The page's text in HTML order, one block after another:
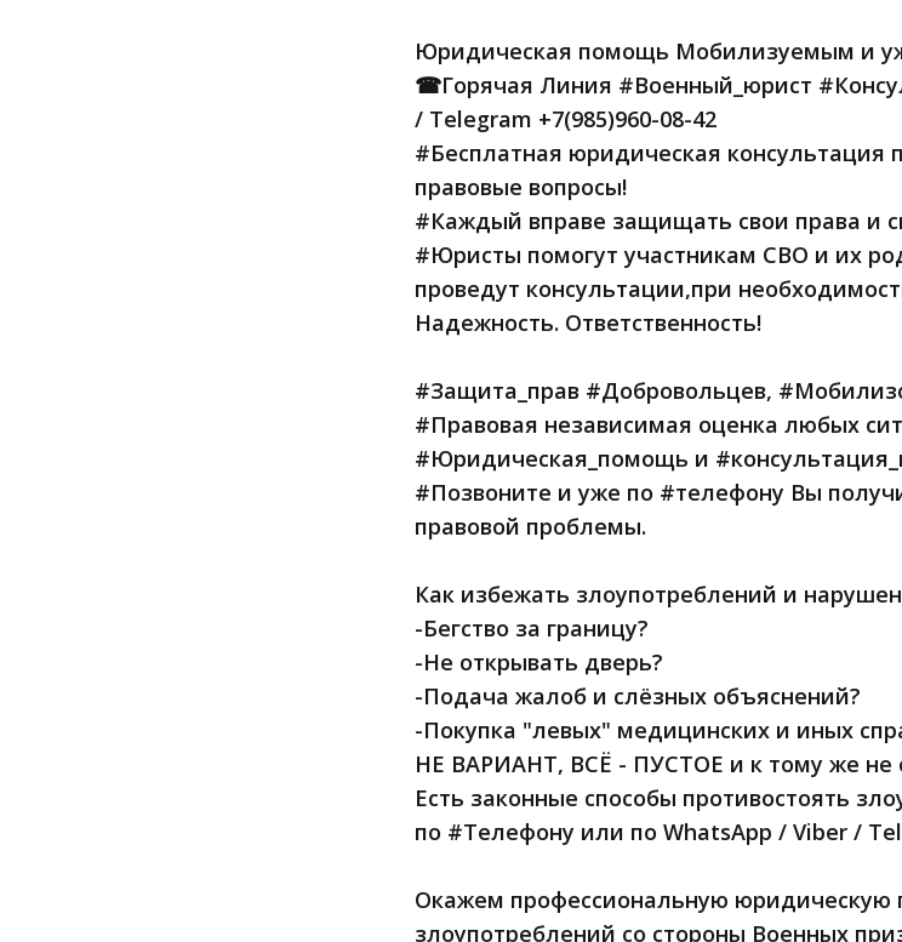
Юридическая помощь Мобилизуемым и
☎Горячая Линия #Военный_юрист
/ Telegram +7(985)960-08-42
#Бесплатная юридическая
правовые вопросы!
#Каждый вправе защищать свои права и
#Юристы помогут участникам СВО и их
проведут консультации,при
Надежность. Ответственность!
#Защита_прав #Добровольцев,
#Правовая независимая оценка любых
#Юридическая_помощь и
#Позвоните и уже по #телефону Вы
правовой проблемы.
Как избежать злоупотреблений и
-Бегство за границу?
-Не открывать дверь?
-Подача жалоб и слёзных объяснений?
-Покупка "левых" медицинских и иных
НЕ ВАРИАНТ, ВСЁ - ПУСТОЕ и к тому же не
Есть законные способы противостоять
по #Телефону или по WhatsApp / Viber /
Окажем профессиональную
злоупотреблений со стороны Военных